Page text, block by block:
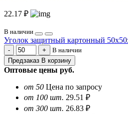
22.17 ₽
В наличии
Уголок защитный картонный
В наличии
Предзаказ В корзину
Оптовые цены руб.
от 50 Цена по запросу
от 100 шт. 29.51 ₽
от 300 шт. 26.83 ₽